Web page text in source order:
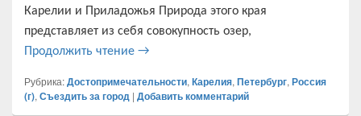
Карелии и Приладожья Природа этого края
представляет из себя совокупность озер,
Продолжить чтение Маршрут из Петербурга вокруг Ладоги
→
Рубрика:Достопримечательности, Карелия, Петербург, Россия
(г), Съездить за город | Добавить комментарий